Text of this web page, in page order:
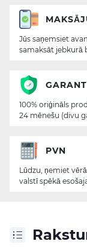
Jūs saņemsiet
samaksāt jebkurā
100% oriģināls
24 mēnešu (divu
PVN
Lūdzu, ņemiet
valstī spēkā